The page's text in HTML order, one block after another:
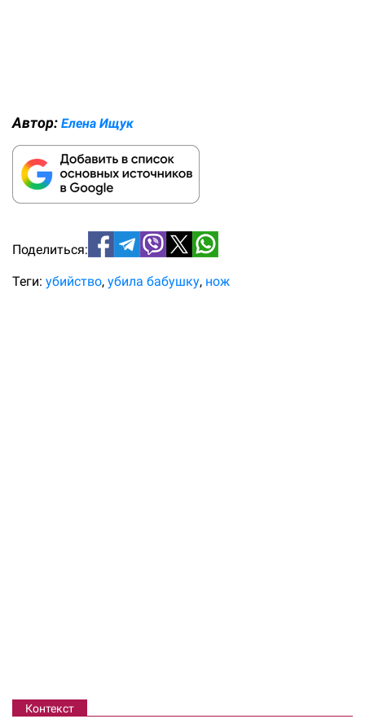
Автор: Елена Ищук
Поделиться:
Теги: убийство убила бабушку нож
Контекст